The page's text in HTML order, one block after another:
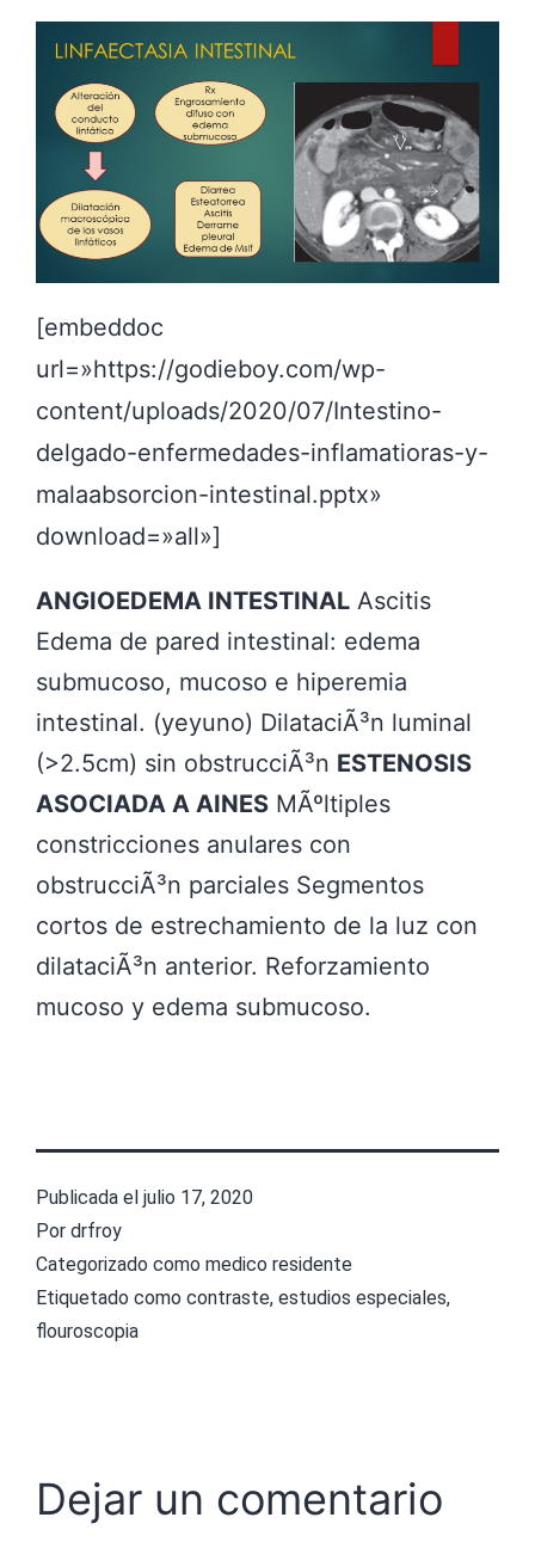
[embeddoc
url=»https://godieboy.com/wp-
content/uploads/2020/07/Intestino-
delgado-enfermedades-inflamatioras-y-
malaabsorcion-intestinal.pptx»
download=»all»]
ANGIOEDEMA INTESTINAL Ascitis
Edema de pared intestinal: edema
submucoso, mucoso e hiperemia
intestinal. (yeyuno) DilataciÃ³n luminal
(>2.5cm) sin obstrucciÃ³n ESTENOSIS
ASOCIADA A AINES MÃºltiples
constricciones anulares con
obstrucciÃ³n parciales Segmentos
cortos de estrechamiento de la luz con
dilataciÃ³n anterior. Reforzamiento
mucoso y edema submucoso.
Publicada el julio 17, 2020
Por drfroy
Categorizado como medico residente
Etiquetado como contraste, estudios especiales,
flouroscopia
Dejar un comentario